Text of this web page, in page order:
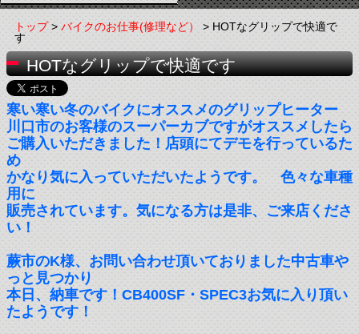
トップ>バイクのお仕事(修理など）> HOTなグリップで快適で
す
HOTなグリップで快適です
寒い寒い冬のバイクにオススメのグリップヒーター
川口市のお客様のスーパーカブですがオススメしたら
ご購入いただきました！店頭にてデモを行っているた
め
かなり気に入っていただいたようです。 色々な車種
用に
販売されています。気になる方は是非、ご来店くださ
い！
蕨市のK様、お問い合わせ頂いておりました中古車や
っと見つかり
本日、納車です！CB400SF・SPEC3お気に入り頂い
たようです！